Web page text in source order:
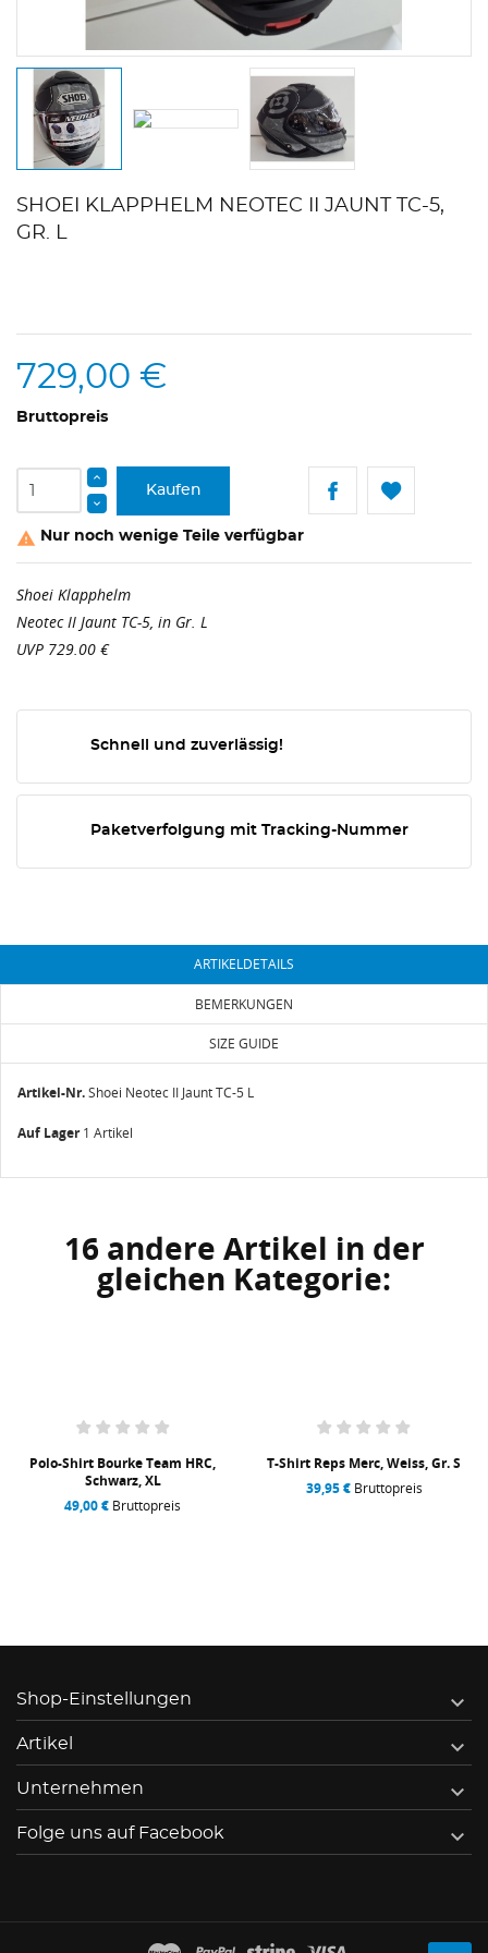
SHOEI KLAPPHELM NEOTEC II JAUNT TC-5,
GR. L
729,00 €
Bruttopreis
Kaufen
 Nur noch wenige Teile verfügbar
Shoei Klapphelm
Neotec II Jaunt TC-5, in Gr. L
UVP 729.00 €
Schnell und zuverlässig!
Paketverfolgung mit Tracking-Nummer
ARTIKELDETAILS
BEMERKUNGEN
SIZE GUIDE
Artikel-Nr.Shoei Neotec II Jaunt TC-5 L
Auf Lager 1 Artikel
16 andere Artikel in der
gleichen Kategorie:
Polo-Shirt Bourke Team HRC,
Schwarz, XL
49,00 € Bruttopreis
T-Shirt Reps Merc, Weiss, Gr. S
39,95 €Bruttopreis
Shop-Einstellungen 
Artikel 
Unternehmen 
Folge uns auf Facebook 